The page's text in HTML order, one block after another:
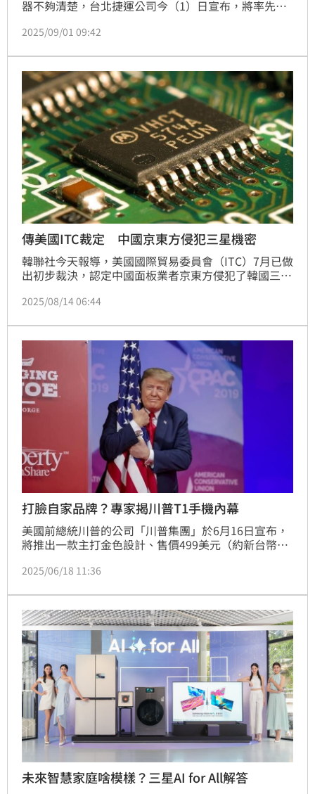
器不夠清楚，台北捷運公司今（1）日宣布，將率先在
現行LED顯示器，改裝為最大可達48吋的彩色液晶螢幕
還有全彩動態圖示及車廂對應出口指引，讓中和新蘆線
成為首條「全面升級到站顯示器」的捷運路線，最快明
（115）年上半年就能看到首批列車上線，118年完成
全面
2025/09/01 09:42
傳美國ITC裁定 中國京東方侵犯三星機密
韓聯社今天報導，美國國際貿易委員會（ITC）7月已做
出初步裁決，認定中國面板業者京東方侵犯了韓國三星
2025/08/14 06:44
打臉自家品牌？專家揭川普T1手機內幕
美國前總統川普的公司「川普集團」於6月16日宣布，
將推出一款主打金色設計、售價499美元（約新台幣
造」。然而，專家指出，這款手機可能仍擺脫不了中國
2025/06/18 11:36
未來智慧家庭啥模樣？三星AI for All解答